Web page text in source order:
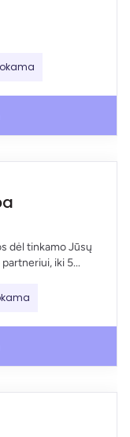
dėl tinkamo Jūsų
iki 5...